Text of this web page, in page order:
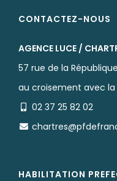
CONTACTEZ-NOUS
AGENCE LUCE /
57 rue de la République
au croisement avec la
02 37 25 82 02
HABILITATION